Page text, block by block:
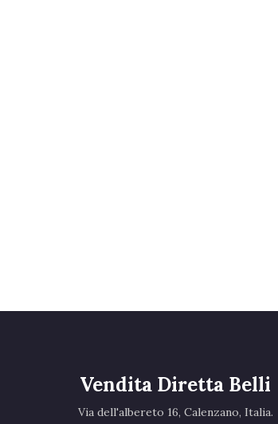
Vendita Diretta Belli
Via dell'albereto 16, Calenzano, Italia.‎